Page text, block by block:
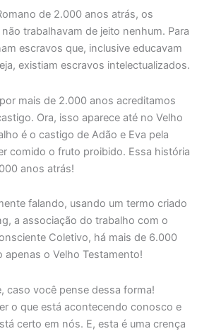
de 2.000 anos atrás, os
trabalhavam de jeito nenhum. Para
escravos que, inclusive educavam
existiam escravos intelectualizados.
mais de 2.000 anos acreditamos
Ora, isso aparece até no Velho
é o castigo de Adão e Eva pela
comido o fruto proibido. Essa história
anos atrás!
falando, usando um termo criado
a associação do trabalho com o
Coletivo, há mais de 6.000
o Velho Testamento!
caso você pense dessa forma!
o que está acontecendo conosco e
certo em nós. E, esta é uma crença